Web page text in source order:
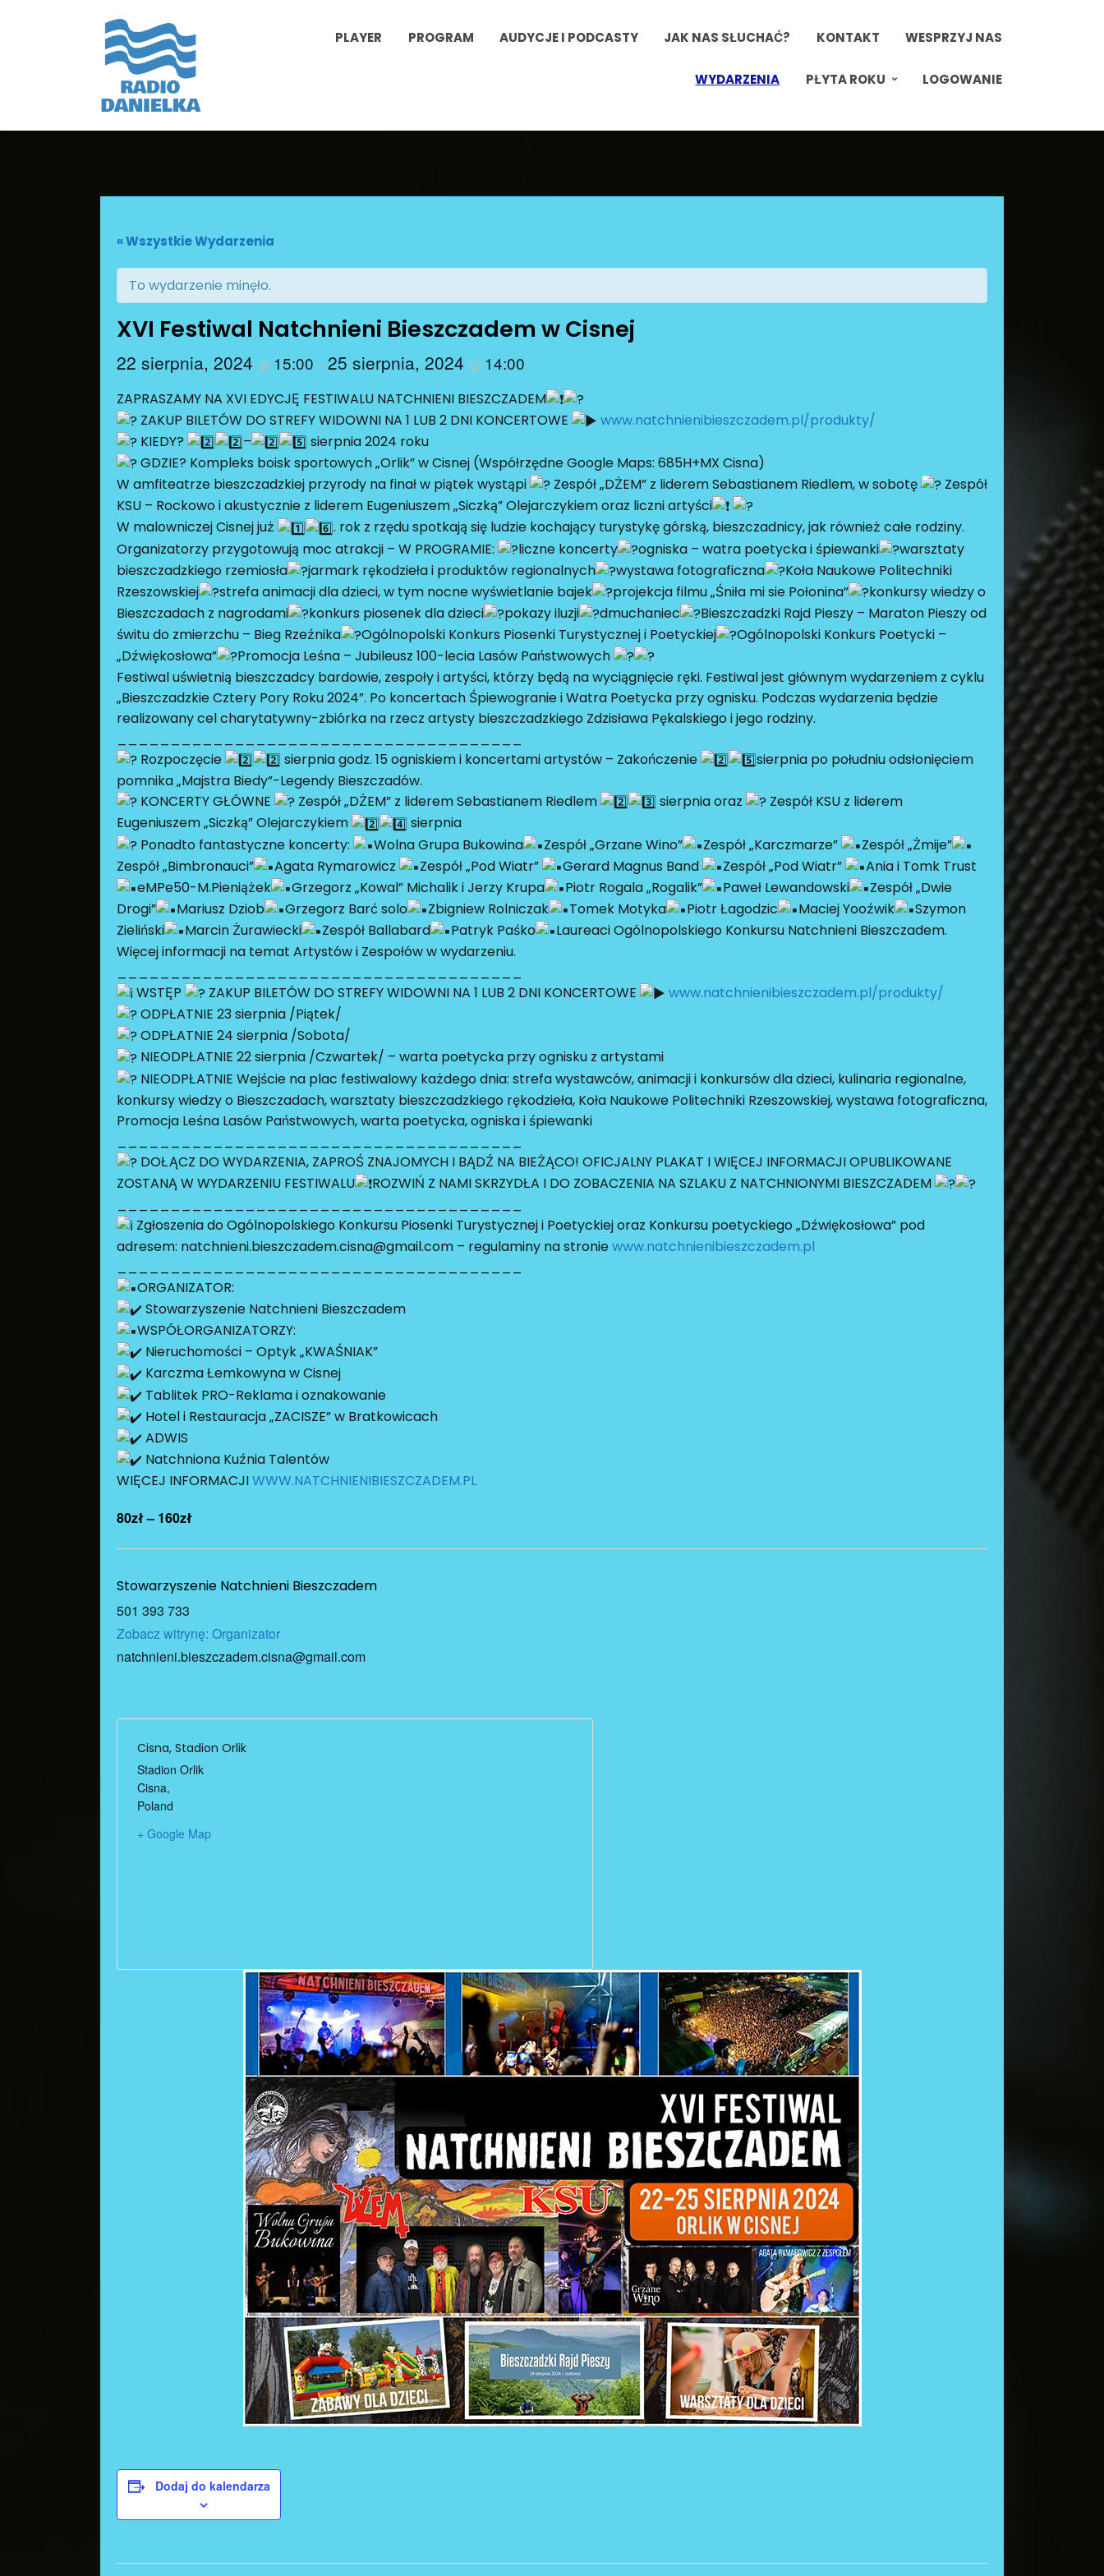
PLAYER PROGRAM AUDYCJE I PODCASTY JAK NAS SŁUCHAĆ? KONTAKT WESPRZYJ NAS
WYDARZENIA PŁYTA ROKU LOGOWANIE
« Wszystkie Wydarzenia
To wydarzenie minęło.
XVI Festiwal Natchnieni Bieszczadem w Cisnej
22 sierpnia, 2024 @ 15:00 –25 sierpnia, 2024 @ 14:00
ZAPRASZAMY NA XVI EDYCJĘ FESTIWALU NATCHNIENI BIESZCZADEM
ZAKUP BILETÓW DO STREFY WIDOWNI NA 1 LUB 2 DNI KONCERTOWE
www.natchnienibieszczadem.pl/produkty/
KIEDY?
–
sierpnia 2024 roku
GDZIE? Kompleks boisk sportowych „Orlik” w Cisnej (Współrzędne Google Maps: 685H+MX Cisna)
W amfiteatrze bieszczadzkiej przyrody na finał w piątek wystąpi
Zespół „DŻEM” z liderem Sebastianem Riedlem, w sobotę
Zespół
KSU – Rockowo i akustycznie z liderem Eugeniuszem „Siczką” Olejarczykiem oraz liczni artyści
W malowniczej Cisnej już
. rok z rzędu spotkają się ludzie kochający turystykę górską, bieszczadnicy, jak również całe rodziny.
Organizatorzy przygotowują moc atrakcji – W PROGRAMIE:
liczne koncerty ogniska – watra poetycka i śpiewanki
warsztaty
bieszczadzkiego rzemiosła
jarmark rękodzieła i produktów regionalnych wystawa fotograficzna
Koła Naukowe Politechniki
Rzeszowskiej
strefa animacji dla dzieci, w tym nocne wyświetlanie bajek projekcja filmu „Śniła mi sie Połonina”
konkursy wiedzy o
Bieszczadach z nagrodami
konkurs piosenek dla dzieci pokazy iluzji dmuchaniec
Bieszczadzki Rajd Pieszy – Maraton Pieszy od
świtu do zmierzchu – Bieg Rzeźnika
Ogólnopolski Konkurs Piosenki Turystycznej i Poetyckiej
Ogólnopolski Konkurs Poetycki –
„Dźwiękosłowa”
Promocja Leśna – Jubileusz 100-lecia Lasów Państwowych
Festiwal uświetnią bieszczadcy bardowie, zespoły i artyści, którzy będą na wyciągnięcie ręki. Festiwal jest głównym wydarzeniem z cyklu
„Bieszczadzkie Cztery Pory Roku 2024”. Po koncertach Śpiewogranie i Watra Poetycka przy ognisku. Podczas wydarzenia będzie
realizowany cel charytatywny-zbiórka na rzecz artysty bieszczadzkiego Zdzisława Pękalskiego i jego rodziny.
Rozpoczęcie
sierpnia godz. 15 ogniskiem i koncertami artystów – Zakończenie
sierpnia po południu odsłonięciem
pomnika „Majstra Biedy”-Legendy Bieszczadów.
KONCERTY GŁÓWNE
Zespół „DŻEM” z liderem Sebastianem Riedlem sierpnia oraz
Zespół KSU z liderem
Eugeniuszem „Siczką” Olejarczykiem
sierpnia
Ponadto fantastyczne koncerty:
Wolna Grupa Bukowina Zespół „Grzane Wino” Zespół „Karczmarze”
Zespół „Żmije”
Zespół „Bimbronauci”
Agata Rymarowicz Zespół „Pod Wiatr” Gerard Magnus Band Zespół „Pod Wiatr”
Ania i Tomk Trust
eMPe50-M.Pieniążek
Grzegorz „Kowal” Michalik i Jerzy Krupa Piotr Rogala „Rogalik” Paweł Lewandowski
Zespół „Dwie
Drogi”
Mariusz Dziob Grzegorz Barć solo Zbigniew Rolniczak Tomek Motyka Piotr Łagodzic Maciej Yooźwik
Szymon
Zieliński
Marcin Żurawiecki Zespół Ballabard Patryk Paśko
Laureaci Ogólnopolskiego Konkursu Natchnieni Bieszczadem.
Więcej informacji na temat Artystów i Zespołów w wydarzeniu.
WSTĘP
ZAKUP BILETÓW DO STREFY WIDOWNI NA 1 LUB 2 DNI KONCERTOWE
www.natchnienibieszczadem.pl/produkty/
ODPŁATNIE 23 sierpnia /Piątek/
ODPŁATNIE 24 sierpnia /Sobota/
NIEODPŁATNIE 22 sierpnia /Czwartek/ – warta poetycka przy ognisku z artystami
NIEODPŁATNIE Wejście na plac festiwalowy każdego dnia: strefa wystawców, animacji i konkursów dla dzieci, kulinaria regionalne,
konkursy wiedzy o Bieszczadach, warsztaty bieszczadzkiego rękodzieła, Koła Naukowe Politechniki Rzeszowskiej, wystawa fotograficzna,
Promocja Leśna Lasów Państwowych, warta poetycka, ogniska i śpiewanki
DOŁĄCZ DO WYDARZENIA, ZAPROŚ ZNAJOMYCH I BĄDŹ NA BIEŻĄCO! OFICJALNY PLAKAT I WIĘCEJ INFORMACJI OPUBLIKOWANE
ZOSTANĄ W WYDARZENIU FESTIWALU
ROZWIŃ Z NAMI SKRZYDŁA I DO ZOBACZENIA NA SZLAKU Z NATCHNIONYMI BIESZCZADEM
Zgłoszenia do Ogólnopolskiego Konkursu Piosenki Turystycznej i Poetyckiej oraz Konkursu poetyckiego „Dźwiękosłowa” pod
adresem: natchnieni.bieszczadem.cisna@gmail.com – regulaminy na stroniewww.natchnienibieszczadem.pl
ORGANIZATOR:
Stowarzyszenie Natchnieni Bieszczadem
WSPÓŁORGANIZATORZY:
Nieruchomości – Optyk „KWAŚNIAK”
Karczma Łemkowyna w Cisnej
Tablitek PRO-Reklama i oznakowanie
Hotel i Restauracja „ZACISZE” w Bratkowicach
ADWIS
Natchniona Kuźnia Talentów
WIĘCEJ INFORMACJIWWW.NATCHNIENIBIESZCZADEM.PL
80zł – 160zł
Stowarzyszenie Natchnieni Bieszczadem
501 393 733
Zobacz witrynę: Organizator
natchnieni.bieszczadem.cisna@gmail.com
Cisna, Stadion Orlik
Stadion Orlik
Cisna,
Poland
+ Google Map
Dodaj do kalendarza